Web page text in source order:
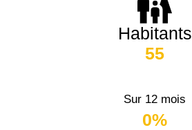
Habitants
55
Sur 12 mois
0%